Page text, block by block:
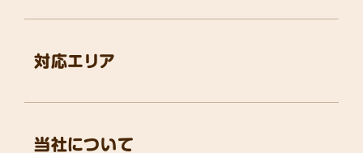
対応エリア
当社について